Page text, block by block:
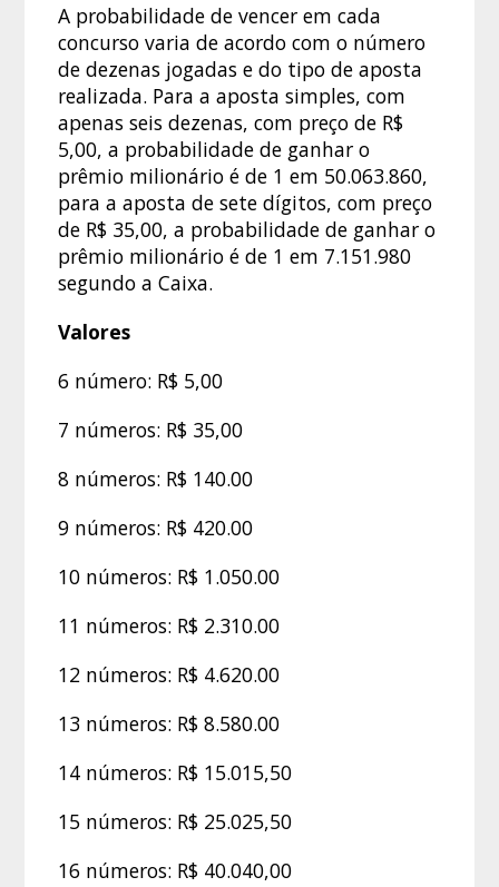
A probabilidade de vencer em cada
concurso varia de acordo com o número
de dezenas jogadas e do tipo de aposta
realizada. Para a aposta simples, com
apenas seis dezenas, com preço de R$
5,00, a probabilidade de ganhar o
prêmio milionário é de 1 em 50.063.860,
para a aposta de sete dígitos, com preço
de R$ 35,00, a probabilidade de ganhar o
prêmio milionário é de 1 em 7.151.980
segundo a Caixa.
Valores
6 número: R$ 5,00
7 números: R$ 35,00
8 números: R$ 140.00
9 números: R$ 420.00
10 números: R$ 1.050.00
11 números: R$ 2.310.00
12 números: R$ 4.620.00
13 números: R$ 8.580.00
14 números: R$ 15.015,50
15 números: R$ 25.025,50
16 números: R$ 40.040,00